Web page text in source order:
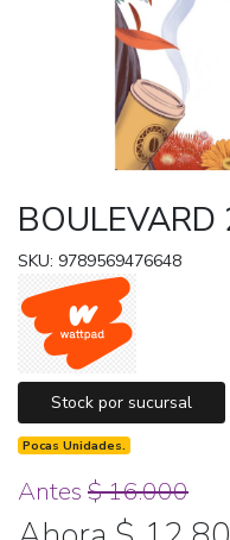
SKU: 9789569476648
Stock por sucursal
Pocas Unidades.
Antes $ 16.000